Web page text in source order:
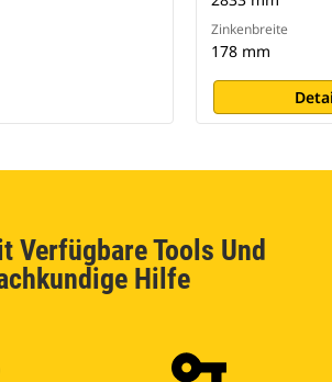
Zinkenbreite
178 mm
Verfügbare Tools Und
Hilfe